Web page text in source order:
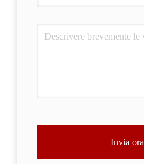
Invia ora